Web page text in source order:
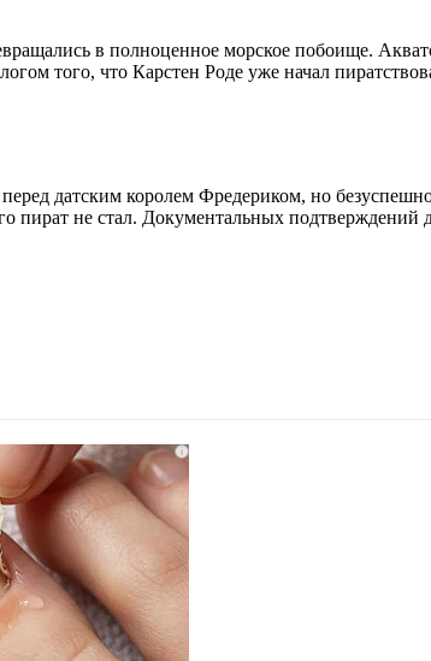
в полноценное морское побоище.
того, что Карстен Роде уже начал
датским королем Фредериком, но
пират не стал. Документальных подтверждений
i